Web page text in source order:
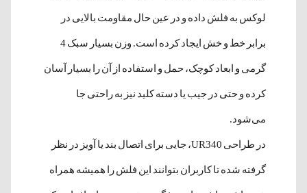
لوکس به فلش داده و در عین حال مقاومت بالایی در
برابر خط و خش ایجاد کرده است. وزن بسیار سبک 4
گرمی و ابعاد کوچک، حمل و استفاده از آن را بسیار آسان
کرده و حتی در جیب یا دسته کلید نیز به راحتی جا
می‌شود.
در طراحی UR340، جایی برای اتصال بند یا آویز در نظر
گرفته شده تا کاربران بتوانند این فلش را همیشه همراه